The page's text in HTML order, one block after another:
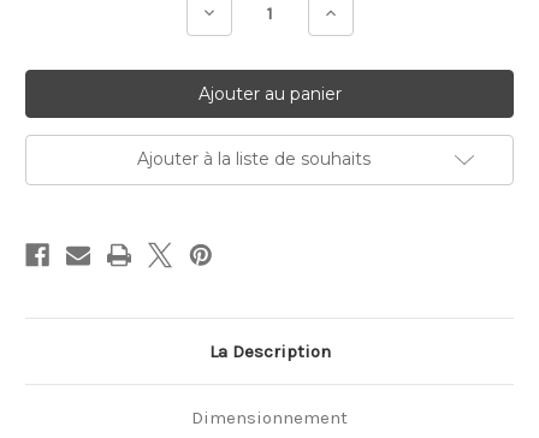
Diminuer Augmenter
Ajouter à la liste de souhaits
La Description
Dimensionnement